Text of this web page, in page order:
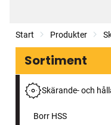
Start Produkter
Sortiment
Skärande- och
Borr HSS